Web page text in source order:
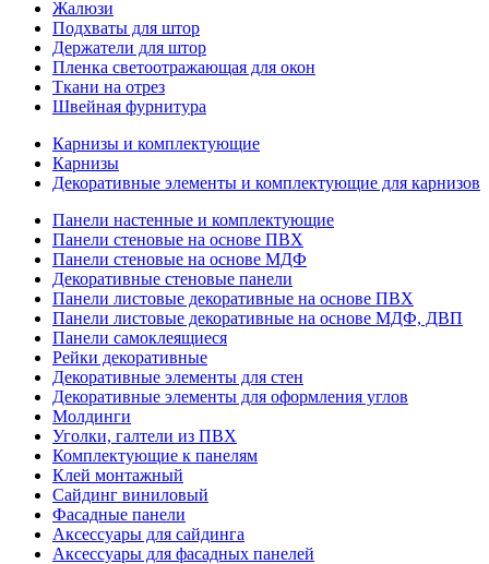
Жалюзи
Подхваты для штор
Держатели для штор
Пленка светоотражающая для окон
Ткани на отрез
Швейная фурнитура
Карнизы и комплектующие
Карнизы
Декоративные элементы и комплектующие для карнизов
Панели настенные и комплектующие
Панели стеновые на основе ПВХ
Панели стеновые на основе МДФ
Декоративные стеновые панели
Панели листовые декоративные на основе ПВХ
Панели листовые декоративные на основе МДФ, ДВП
Панели самоклеящиеся
Рейки декоративные
Декоративные элементы для стен
Декоративные элементы для оформления углов
Молдинги
Уголки, галтели из ПВХ
Комплектующие к панелям
Клей монтажный
Сайдинг виниловый
Фасадные панели
Аксессуары для сайдинга
Аксессуары для фасадных панелей